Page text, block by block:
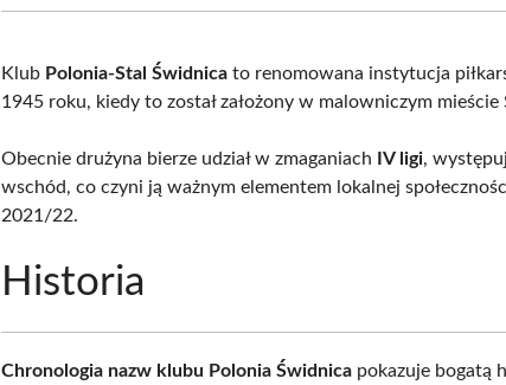
Klub Polonia-Stal Świdnica to renomowana instytucja
1945 roku, kiedy to został założony w malowniczym mieście
Obecnie drużyna bierze udział w zmaganiach IV ligi,
wschód, co czyni ją ważnym elementem lokalnej
2021/22.
Historia
Chronologia nazw klubu Polonia Świdnica pokazuje bogatą